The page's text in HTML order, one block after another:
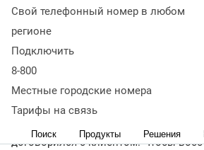
Свой телефонный номер в любом
регионе
Подключить
8-800
Местные городские номера
Тарифы на связь
Поиск Продукты Решения
экономить время на рутине и
обслуживания.
Руководители отделов продаж
одной проблемой. Менеджер
договорился с клиентом. Чтобы